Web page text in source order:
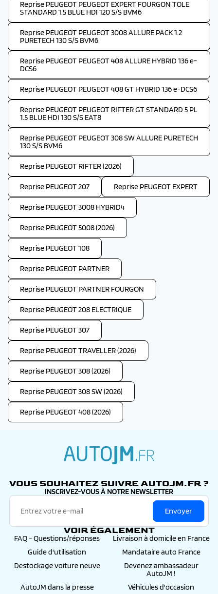
Reprise PEUGEOT PEUGEOT EXPERT FOURGON TOLE
STANDARD 1.5 BLUE HDI 120 S/S BVM6
Reprise PEUGEOT PEUGEOT 3008 ALLURE PACK 1.2
PURETECH 130 S/S BVM6
Reprise PEUGEOT PEUGEOT 408 ALLURE HYBRID 136 e-
DCS6
Reprise PEUGEOT PEUGEOT 408 GT HYBRID 136 e-DCS6
Reprise PEUGEOT PEUGEOT RIFTER GT STANDARD 5 PL
1.5 BLUE HDI 130 S/S EAT8
Reprise PEUGEOT PEUGEOT 308 SW ALLURE PURETECH
130 S/S BVM6
Reprise PEUGEOT RIFTER (2026)
Reprise PEUGEOT 207 Reprise PEUGEOT EXPERT
Reprise PEUGEOT 3008 HYBRID4
Reprise PEUGEOT 5008 (2026)
Reprise PEUGEOT 108
Reprise PEUGEOT PARTNER
Reprise PEUGEOT PARTNER FOURGON
Reprise PEUGEOT 208 ELECTRIQUE
Reprise PEUGEOT 307
Reprise PEUGEOT TRAVELLER (2026)
Reprise PEUGEOT 308 (2026)
Reprise PEUGEOT 308 SW (2026)
Reprise PEUGEOT 408 (2026)
VOUS SOUHAITEZ SUIVRE AUTOJM.FR ?
INSCRIVEZ-VOUS À NOTRE NEWSLETTER
Envoyer
VOIR ÉGALEMENT
FAQ - Questions/réponses
Livraison à domicile en France
Guide d'utilisation
Mandataire auto France
Destockage voiture neuve
Devenez ambassadeur
AutoJM !
AutoJM dans la presse
Véhicules d'occasion